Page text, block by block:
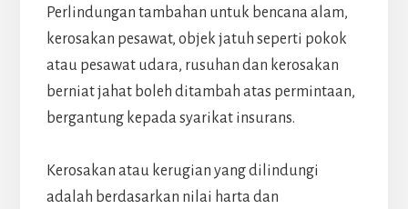
Perlindungan tambahan untuk bencana alam,
kerosakan pesawat, objek jatuh seperti pokok
atau pesawat udara, rusuhan dan kerosakan
berniat jahat boleh ditambah atas permintaan,
bergantung kepada syarikat insurans.
Kerosakan atau kerugian yang dilindungi
adalah berdasarkan nilai harta dan